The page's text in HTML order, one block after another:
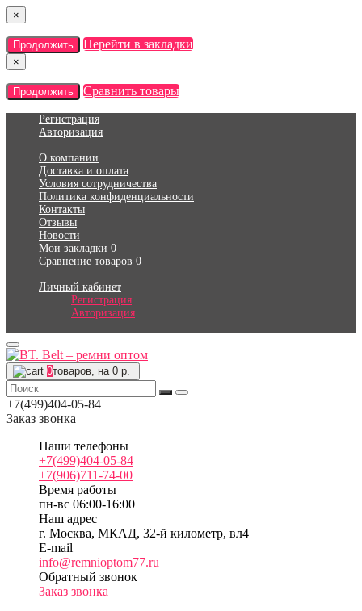
×
Продолжить Перейти в закладки
×
Продолжить Сравнить товары
Регистрация
Авторизация
О компании
Доставка и оплата
Условия сотрудничества
Политика конфиденциальности
Контакты
Отзывы
Новости
Мои закладки 0
Сравнение товаров 0
Личный кабинет
Регистрация
Авторизация
0товаров, на 0 р.
+7(499)404-05-84
Заказ звонка
Наши телефоны
+7(499)404-05-84
+7(906)711-74-00
Время работы
пн-вс 06:00-16:00
Наш адрес
г. Москва, МКАД, 32-й километр, вл4
E-mail
info@remnioptom77.ru
Обратный звонок
Заказ звонка